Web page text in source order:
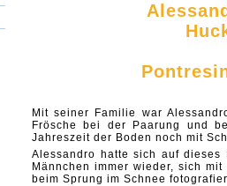
Mit seiner Familie war
Frösche bei der Paarung und
Jahreszeit der Boden noch mit
Alessandro hatte sich auf dieses
Männchen immer wieder, sich
beim Sprung im Schnee